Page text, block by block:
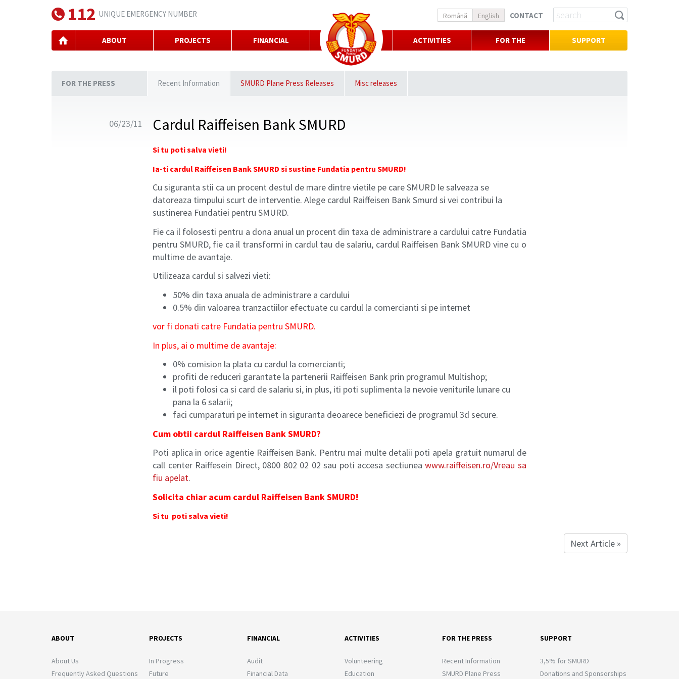
112 UNIQUE EMERGENCY NUMBER Română English CONTACT
ABOUT PROJECTS FINANCIAL ACTIVITIES FOR THE SUPPORT
FOR THE PRESS Recent Information SMURD Plane Press Releases Misc releases
06/23/11 Cardul Raiffeisen Bank SMURD
Si tu poti salva vieti!
Ia-ti cardul Raiffeisen Bank SMURD si sustine Fundatia pentru SMURD!
Cu siguranta stii ca un procent destul de mare dintre vietile pe care SMURD le salveaza se
datoreaza timpului scurt de interventie. Alege cardul Raiffeisen Bank Smurd si vei contribui la
sustinerea Fundatiei pentru SMURD.
Fie ca il folosesti pentru a dona anual un procent din taxa de administrare a cardului catre Fundatia
pentru SMURD, fie ca il transformi in cardul tau de salariu, cardul Raiffeisen Bank SMURD vine cu o
multime de avantaje.
Utilizeaza cardul si salvezi vieti:
50% din taxa anuala de administrare a cardului
0.5% din valoarea tranzactiilor efectuate cu cardul la comercianti si pe internet
vor fi donati catre Fundatia pentru SMURD.
In plus, ai o multime de avantaje:
0% comision la plata cu cardul la comercianti;
profiti de reduceri garantate la partenerii Raiffeisen Bank prin programul Multishop;
il poti folosi ca si card de salariu si, in plus, iti poti suplimenta la nevoie veniturile lunare cu
pana la 6 salarii;
faci cumparaturi pe internet in siguranta deoarece beneficiezi de programul 3d secure.
Cum obtii cardul Raiffeisen Bank SMURD?
Poti aplica in orice agentie Raiffeisen Bank. Pentru mai multe detalii poti apela gratuit numarul de
call center Raiffesein Direct, 0800 802 02 02 sau poti accesa sectiuneawww.raiffeisen.ro/Vreau sa
fiu apelat.
Solicita chiar acum cardul Raiffeisen Bank SMURD!
Si tu poti salva vieti!
Next Article »
ABOUT
About Us
Frequently Asked Questions
PROJECTS
In Progress
Future
FINANCIAL
Audit
Financial Data
ACTIVITIES
Volunteering
Education
FOR THE PRESS
Recent Information
SMURD Plane Press
SUPPORT
3,5% for SMURD
Donations and Sponsorships